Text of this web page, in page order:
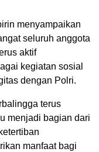
menyampaikan
seluruh anggota
aktif
kegiatan sosial
dengan Polri.
terus
menjadi bagian dari
manfaat bagi